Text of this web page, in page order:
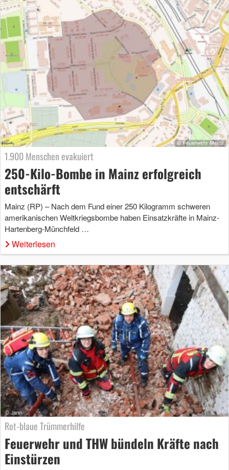
1.900 Menschen evakuiert
250-Kilo-Bombe in Mainz erfolgreich
entschärft
Mainz (RP) – Nach dem Fund einer 250 Kilogramm schweren
amerikanischen Weltkriegsbombe haben Einsatzkräfte in Mainz-
Hartenberg-Münchfeld …
Weiterlesen
Rot-blaue Trümmerhilfe
Feuerwehr und THW bündeln Kräfte nach
Einstürzen